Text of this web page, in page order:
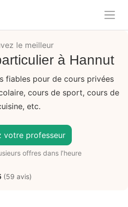
le meilleur
à Hannut
fiables pour de cours privées
cours de sport, cours de
etc.
votre professeur
offres dans l’heure
(59 avis)